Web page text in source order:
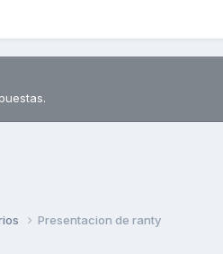
Presentacion de ranty